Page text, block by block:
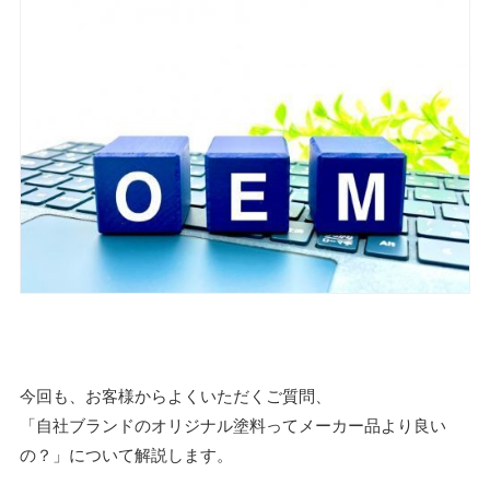
今回も、お客様からよくいただくご質問、
「自社ブランドのオリジナル塗料ってメーカー品より良い
の？」について解説します。